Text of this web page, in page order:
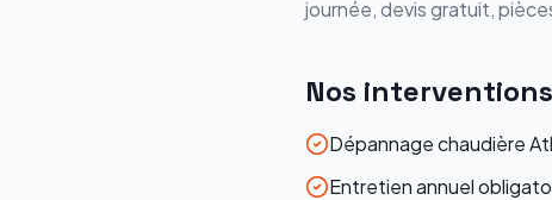
journée, devis gratuit,
Nos interventions
Dépannage chaudière
Entretien annuel